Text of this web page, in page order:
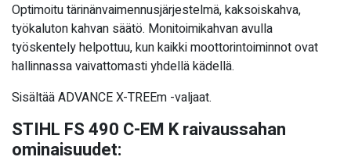
Optimoitu tärinänvaimennusjärjestelmä, kaksoiskahva,
työkaluton kahvan säätö. Monitoimikahvan avulla
työskentely helpottuu, kun kaikki moottorintoiminnot ovat
hallinnassa vaivattomasti yhdellä kädellä.
Sisältää ADVANCE X-TREEm -valjaat.
STIHL FS 490 C-EM K raivaussahan
ominaisuudet: